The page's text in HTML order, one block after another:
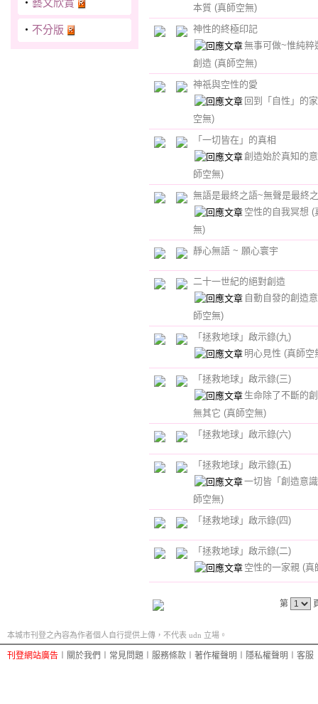
‧ 藝文欣賞
‧ 不分版
本質 (真師空無)
神性的終極印記
無事可做~惟純粹
創造 (真師空無)
神祇與空性的愛
回到「自性」的
空無)
「一切皆在」的真相
創造始於真知的
師空無)
無語是最終之語~無聲是最終
空性的自我冥想 (
無)
靜心無語 ~ 願心寰宇
二十一世紀的絕對創造
自動自發的創造
師空無)
「拯救地球」啟示錄(九)
明心見性 (真師空
「拯救地球」啟示錄(三)
生命除了不斷的
無其它 (真師空無)
「拯救地球」啟示錄(六)
「拯救地球」啟示錄(五)
一切皆「創造意
師空無)
「拯救地球」啟示錄(四)
「拯救地球」啟示錄(二)
空性的一家親 (真
第
本城市刊登之內容為作者個人自行提供上傳，不代表 udn 立場。
刊登網站廣告 關於我們 常見問題 服務條款 著作權聲明 隱私權聲明 客服